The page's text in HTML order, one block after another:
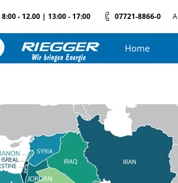
8:00 - 12.00 | 13:00 - 17:00 07721-8866-0
Home